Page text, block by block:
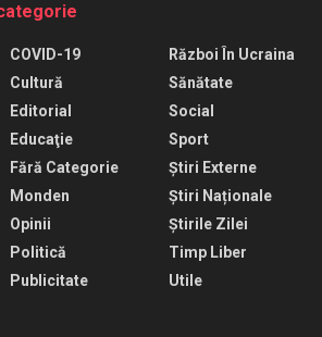
COVID-19
Cultură
Editorial
Educaţie
Fără Categorie
Monden
Opinii
Politică
Publicitate
Război În Ucraina
Sănătate
Social
Sport
Știri Externe
Știri Naționale
Știrile Zilei
Timp Liber
Utile